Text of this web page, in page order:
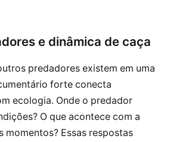
e dinâmica de caça
predadores existem em uma
forte conecta
ecologia. Onde o predador
O que acontece com a
momentos? Essas respostas